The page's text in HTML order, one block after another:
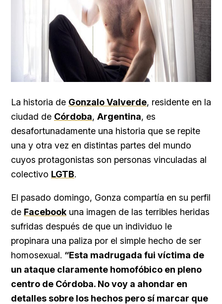
La historia de Gonzalo Valverde, residente en la
ciudad de Córdoba, Argentina, es
desafortunadamente una historia que se repite
una y otra vez en distintas partes del mundo
cuyos protagonistas son personas vinculadas al
colectivo LGTB.
El pasado domingo, Gonza compartía en su perfil
de Facebook una imagen de las terribles heridas
sufridas después de que un individuo le
propinara una paliza por el simple hecho de ser
homosexual. “Esta madrugada fui víctima de
un ataque claramente homofóbico en pleno
centro de Córdoba. No voy a ahondar en
detalles sobre los hechos pero sí marcar que